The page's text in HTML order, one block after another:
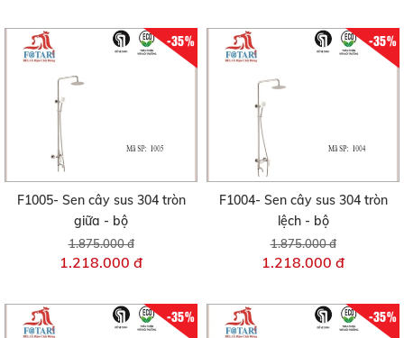
-35%
F1005- Sen cây sus 304 tròn
giữa - bộ
1.875.000 đ
1.218.000 đ
-35%
F1004- Sen cây sus 304 tròn
lệch - bộ
1.875.000 đ
1.218.000 đ
-35% -35%